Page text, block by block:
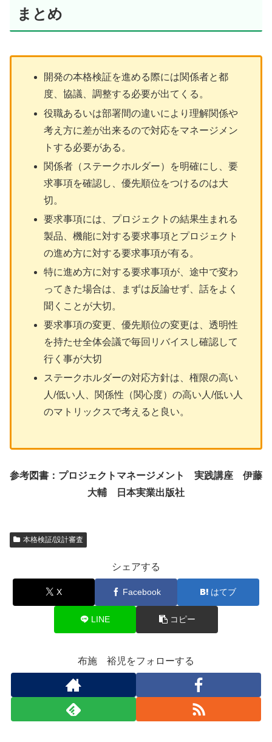
まとめ
開発の本格検証を進める際には関係者と都
度、協議、調整する必要が出てくる。
役職あるいは部署間の違いにより理解関係や
考え方に差が出来るので対応をマネージメン
トする必要がある。
関係者（ステークホルダー）を明確にし、要
求事項を確認し、優先順位をつけるのは大
切。
要求事項には、プロジェクトの結果生まれる
製品、機能に対する要求事項とプロジェクト
の進め方に対する要求事項が有る。
特に進め方に対する要求事項が、途中で変わ
ってきた場合は、まずは反論せず、話をよく
聞くことが大切。
要求事項の変更、優先順位の変更は、透明性
を持たせ全体会議で毎回リバイスし確認して
行く事が大切
ステークホルダーの対応方針は、権限の高い
人/低い人、関係性（関心度）の高い人/低い人
のマトリックスで考えると良い。
参考図書：プロジェクトマネージメント 実践講座 伊藤
大輔 日本実業出版社
本格検証/設計審査
シェアする
X Facebook はてブ
LINE コピー
布施 裕児をフォローする